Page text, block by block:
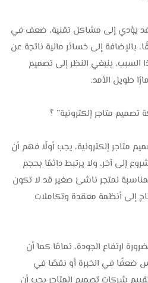
قد يؤدي إلى مشاكل تقنية، ضعف في
بالإضافة إلى خسائر مالية ناتجة عن
السبب، ينبغي النظر إلى تصميم
طويل الأمد.
متاجر إلكترونية” ؟
متاجر إلكترونية، يجب أولًا فهم أن
إلى آخر، ولا يرتبط دائمًا بحجم
لمتجر ناشئ صغير قد لا تكون
إلى أنظمة معقدة وتكاملات
ارتفاع الجودة، تمامًا كما أن
ضعفًا في الخبرة أو نقصًا في